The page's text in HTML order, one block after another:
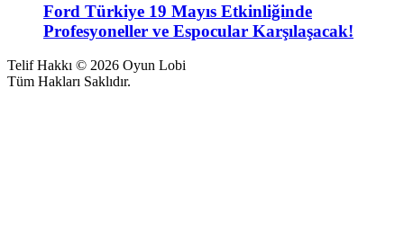
Ford Türkiye 19 Mayıs Etkinliğinde
Profesyoneller ve Espocular Karşılaşacak!
Telif Hakkı © 2026 Oyun Lobi
Tüm Hakları Saklıdır.